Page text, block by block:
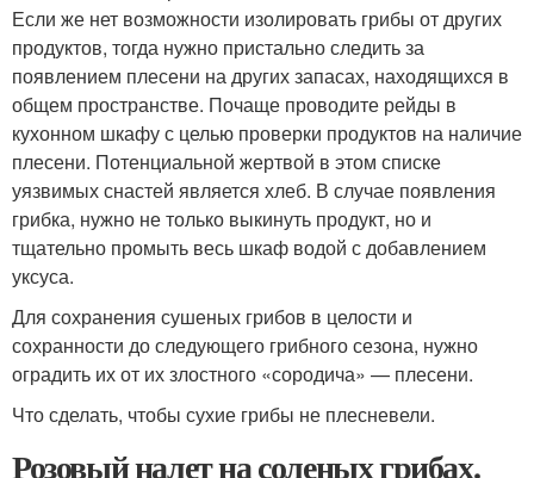
Если же нет возможности изолировать грибы от других
продуктов, тогда нужно пристально следить за
появлением плесени на других запасах, находящихся в
общем пространстве. Почаще проводите рейды в
кухонном шкафу с целью проверки продуктов на наличие
плесени. Потенциальной жертвой в этом списке
уязвимых снастей является хлеб. В случае появления
грибка, нужно не только выкинуть продукт, но и
тщательно промыть весь шкаф водой с добавлением
уксуса.
Для сохранения сушеных грибов в целости и
сохранности до следующего грибного сезона, нужно
оградить их от их злостного «сородича» — плесени.
Что сделать, чтобы сухие грибы не плесневели.
Розовый налет на соленых грибах.